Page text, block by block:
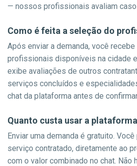
— nossos profissionais avaliam caso
Como é feita a seleção do
Após enviar a demanda, você
profissionais disponíveis na cidade
exibe avaliações de outros
serviços concluídos e
chat da plataforma antes de
Quanto custa usar a
Enviar uma demanda é gratuito.
serviço contratado, diretamente ao
com o valor combinado no chat. Não